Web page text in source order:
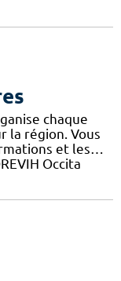
chaque
la région. Vous
et les…
Occita